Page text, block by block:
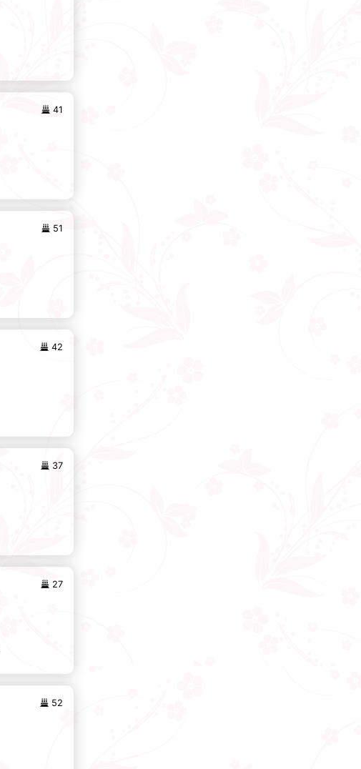
41
51
42
37
27
52